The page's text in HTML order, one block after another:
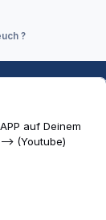
?
auf Deinem
> (Youtube)